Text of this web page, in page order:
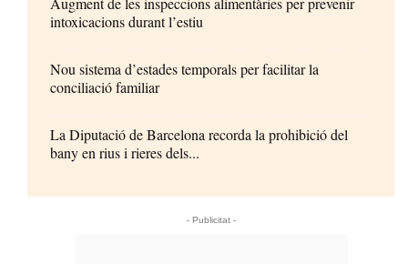
intoxicacions durant l’estiu
Nou sistema d’estades temporals per facilitar la
conciliació familiar
La Diputació de Barcelona recorda la prohibició del
bany en rius i rieres dels...
- Publicitat -